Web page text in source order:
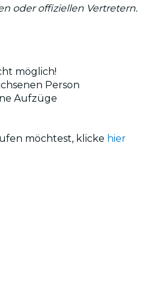
oder offiziellen Vertretern.
möglich!
Person
Aufzüge
möchtest, klicke hier